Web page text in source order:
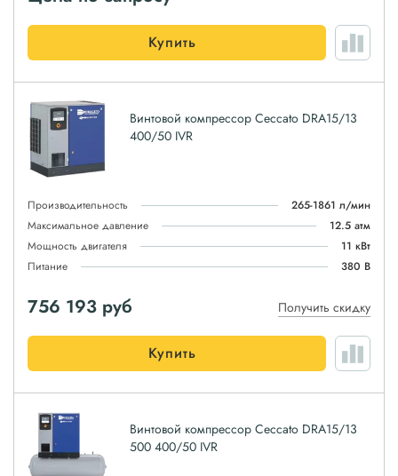
Купить
Винтовой компрессор Ceccato DRA15/13
400/50 IVR
Производительность
265-1861 л/мин
Максимальное давление
12.5 атм
Мощность двигателя
11 кВт
Питание
380 В
756 193 руб Получить скидку
Купить
Винтовой компрессор Ceccato DRA15/13
500 400/50 IVR